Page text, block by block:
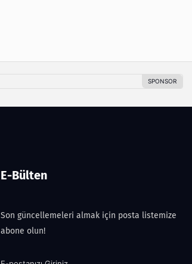
E-Bülten
Son güncellemeleri almak için posta listemize
abone olun!